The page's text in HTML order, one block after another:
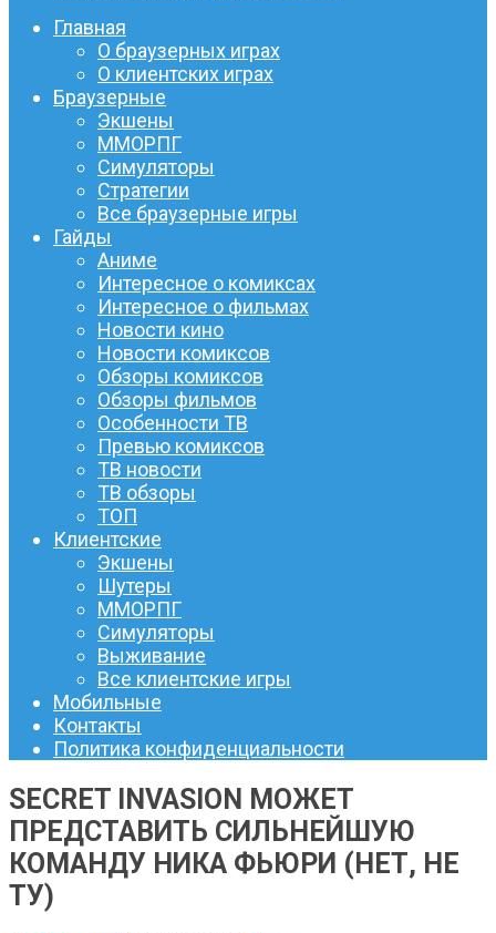
Главная
О браузерных играх
О клиентских играх
Браузерные
Экшены
ММОРПГ
Симуляторы
Стратегии
Все браузерные игры
Гайды
Аниме
Интересное о комиксах
Интересное о фильмах
Новости кино
Новости комиксов
Обзоры комиксов
Обзоры фильмов
Особенности ТВ
Превью комиксов
ТВ новости
ТВ обзоры
ТОП
Клиентские
Экшены
Шутеры
ММОРПГ
Симуляторы
Выживание
Все клиентские игры
Мобильные
Контакты
Политика конфиденциальности
SECRET INVASION МОЖЕТ
ПРЕДСТАВИТЬ СИЛЬНЕЙШУЮ
КОМАНДУ НИКА ФЬЮРИ (НЕТ, НЕ
ТУ)